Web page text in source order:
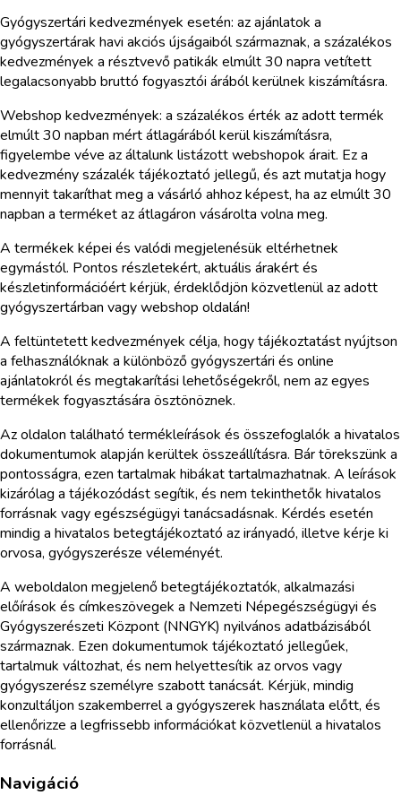
Gyógyszertári kedvezmények esetén: az ajánlatok a
gyógyszertárak havi akciós újságaiból származnak, a százalékos
kedvezmények a résztvevő patikák elmúlt 30 napra vetített
legalacsonyabb bruttó fogyasztói árából kerülnek kiszámításra.
Webshop kedvezmények: a százalékos érték az adott termék
elmúlt 30 napban mért átlagárából kerül kiszámításra,
figyelembe véve az általunk listázott webshopok árait. Ez a
kedvezmény százalék tájékoztató jellegű, és azt mutatja hogy
mennyit takaríthat meg a vásárló ahhoz képest, ha az elmúlt 30
napban a terméket az átlagáron vásárolta volna meg.
A termékek képei és valódi megjelenésük eltérhetnek
egymástól. Pontos részletekért, aktuális árakért és
készletinformációért kérjük, érdeklődjön közvetlenül az adott
gyógyszertárban vagy webshop oldalán!
A feltüntetett kedvezmények célja, hogy tájékoztatást nyújtson
a felhasználóknak a különböző gyógyszertári és online
ajánlatokról és megtakarítási lehetőségekről, nem az egyes
termékek fogyasztására ösztönöznek.
Az oldalon található termékleírások és összefoglalók a hivatalos
dokumentumok alapján kerültek összeállításra. Bár törekszünk a
pontosságra, ezen tartalmak hibákat tartalmazhatnak. A leírások
kizárólag a tájékozódást segítik, és nem tekinthetők hivatalos
forrásnak vagy egészségügyi tanácsadásnak. Kérdés esetén
mindig a hivatalos betegtájékoztató az irányadó, illetve kérje ki
orvosa, gyógyszerésze véleményét.
A weboldalon megjelenő betegtájékoztatók, alkalmazási
előírások és címkeszövegek a Nemzeti Népegészségügyi és
Gyógyszerészeti Központ (NNGYK) nyilvános adatbázisából
származnak. Ezen dokumentumok tájékoztató jellegűek,
tartalmuk változhat, és nem helyettesítik az orvos vagy
gyógyszerész személyre szabott tanácsát. Kérjük, mindig
konzultáljon szakemberrel a gyógyszerek használata előtt, és
ellenőrizze a legfrissebb információkat közvetlenül a hivatalos
forrásnál.
Navigáció